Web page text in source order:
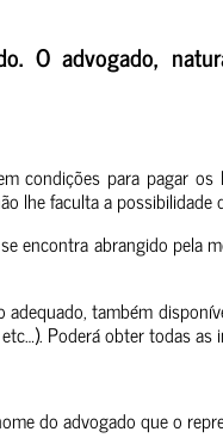
O advogado,
condições para pagar
faculta a
encontra abrangido pela
adequado, também
Poderá obter todas as
do advogado que o